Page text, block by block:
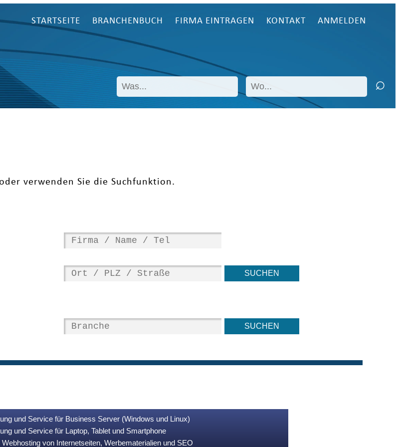
STARTSEITE BRANCHENBUCH FIRMA EINTRAGEN KONTAKT ANMELDEN
verwenden Sie die Suchfunktion.
und Service für Business Server (Windows und Linux)
und Service für Laptop, Tablet und Smartphone
Webhosting von Internetseiten, Werbematerialien und SEO